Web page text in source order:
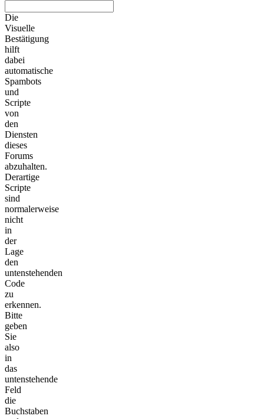
Die
Visuelle
Bestätigung
hilft
dabei
automatische
Spambots
und
Scripte
von
den
Diensten
dieses
Forums
abzuhalten.
Derartige
Scripte
sind
normalerweise
nicht
in
der
Lage
den
untenstehenden
Code
zu
erkennen.
Bitte
geben
Sie
also
in
das
untenstehende
Feld
die
Buchstaben